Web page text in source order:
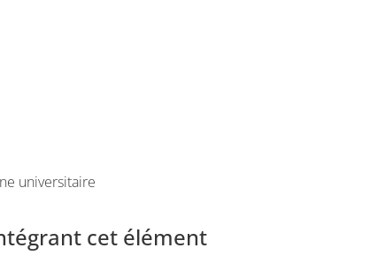
universitaire
cet élément